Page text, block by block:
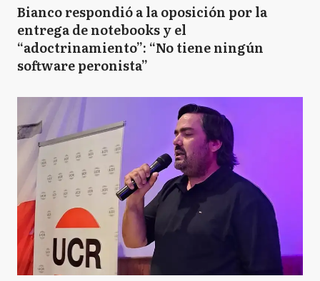
Bianco respondió a la oposición por la
entrega de notebooks y el
“adoctrinamiento”: “No tiene ningún
software peronista”